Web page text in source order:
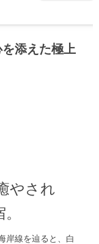
添えた極上
やされ
岸線を辿ると、白